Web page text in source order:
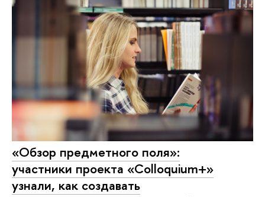
«Обзор предметного поля»:
участники проекта «Colloquium+»
узнали, как создавать